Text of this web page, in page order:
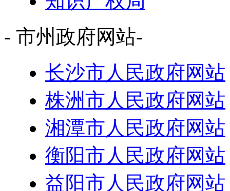
- 市州政府网站-
长沙市人民政府网站
株洲市人民政府网站
湘潭市人民政府网站
衡阳市人民政府网站
益阳市人民政府网站